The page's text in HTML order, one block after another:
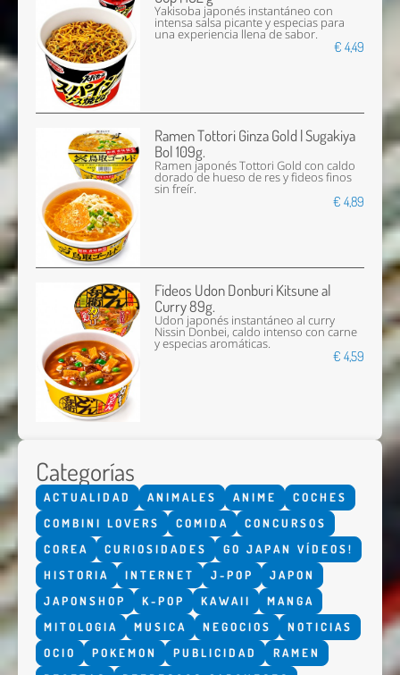
Yakisoba japonés instantáneo con
intensa salsa picante y especias para
una experiencia llena de sabor.
€ 4,49
Ramen Tottori Ginza Gold | Sugakiya
Bol 109g.
Ramen japonés Tottori Gold con caldo
dorado de hueso de res y fideos finos
sin freír.
€ 4,89
Fideos Udon Donburi Kitsune al
Curry 89g.
Udon japonés instantáneo al curry
Nissin Donbei, caldo intenso con carne
y especias aromáticas.
€ 4,59
Categorías
ACTUALIDAD ANIMALES ANIME
COCHES
COMBINI LOVERS
COMIDA
CONCURSOS
COREA
CURIOSIDADES
GO JAPAN VÍDEOS!
HISTORIA
INTERNET J-POP
JAPON
JAPONSHOP
K-POP KAWAII
MANGA
MITOLOGIA
MUSICA NEGOCIOS
NOTICIAS
OCIO
POKEMON PUBLICIDAD
RAMEN